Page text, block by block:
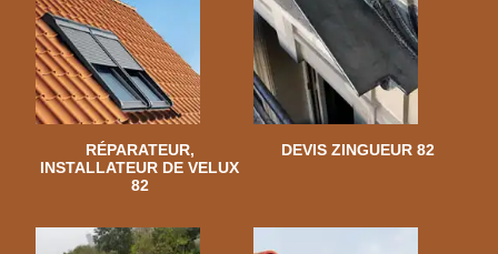
RÉPARATEUR,
INSTALLATEUR DE VELUX
82
DEVIS ZINGUEUR 82